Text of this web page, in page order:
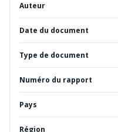
Auteur
Date du document
Type de document
Numéro du rapport
Pays
Région